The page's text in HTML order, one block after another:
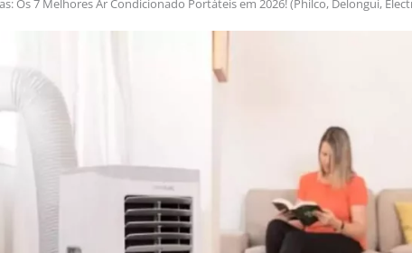
Os 7 Melhores Ar Condicionado Portáteis em 2026! (Philco, Delongui,